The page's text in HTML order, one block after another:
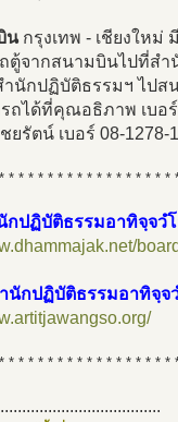
นกรุงเทพ - เชียงใหม่
ถตู้จากสนามบินไปที่ส
นักปฏิบัติธรรมฯ ไปส
ถได้ที่คุณอธิภาพ เบอร์
รัตน์ เบอร์ 08-1278-
* * * * * * * * * * * * * * * * *
กปฏิบัติธรรมอาทิจฺจวํ
นักปฏิบัติธรรมอาทิจฺจ
* * * * * * * * * * * * * * * * *